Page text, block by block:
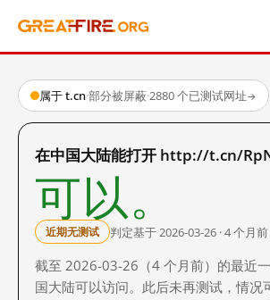
属于 t.cn·部分被屏蔽·2880 个已测试网址→
在中国大陆能打开 http://t.cn/
可以。
近期无测试 判定基于 2026-03-26 · 4 个月前
截至 2026-03-26（4 个月前）的最近
国大陆可以访问。此后未再测试，情况